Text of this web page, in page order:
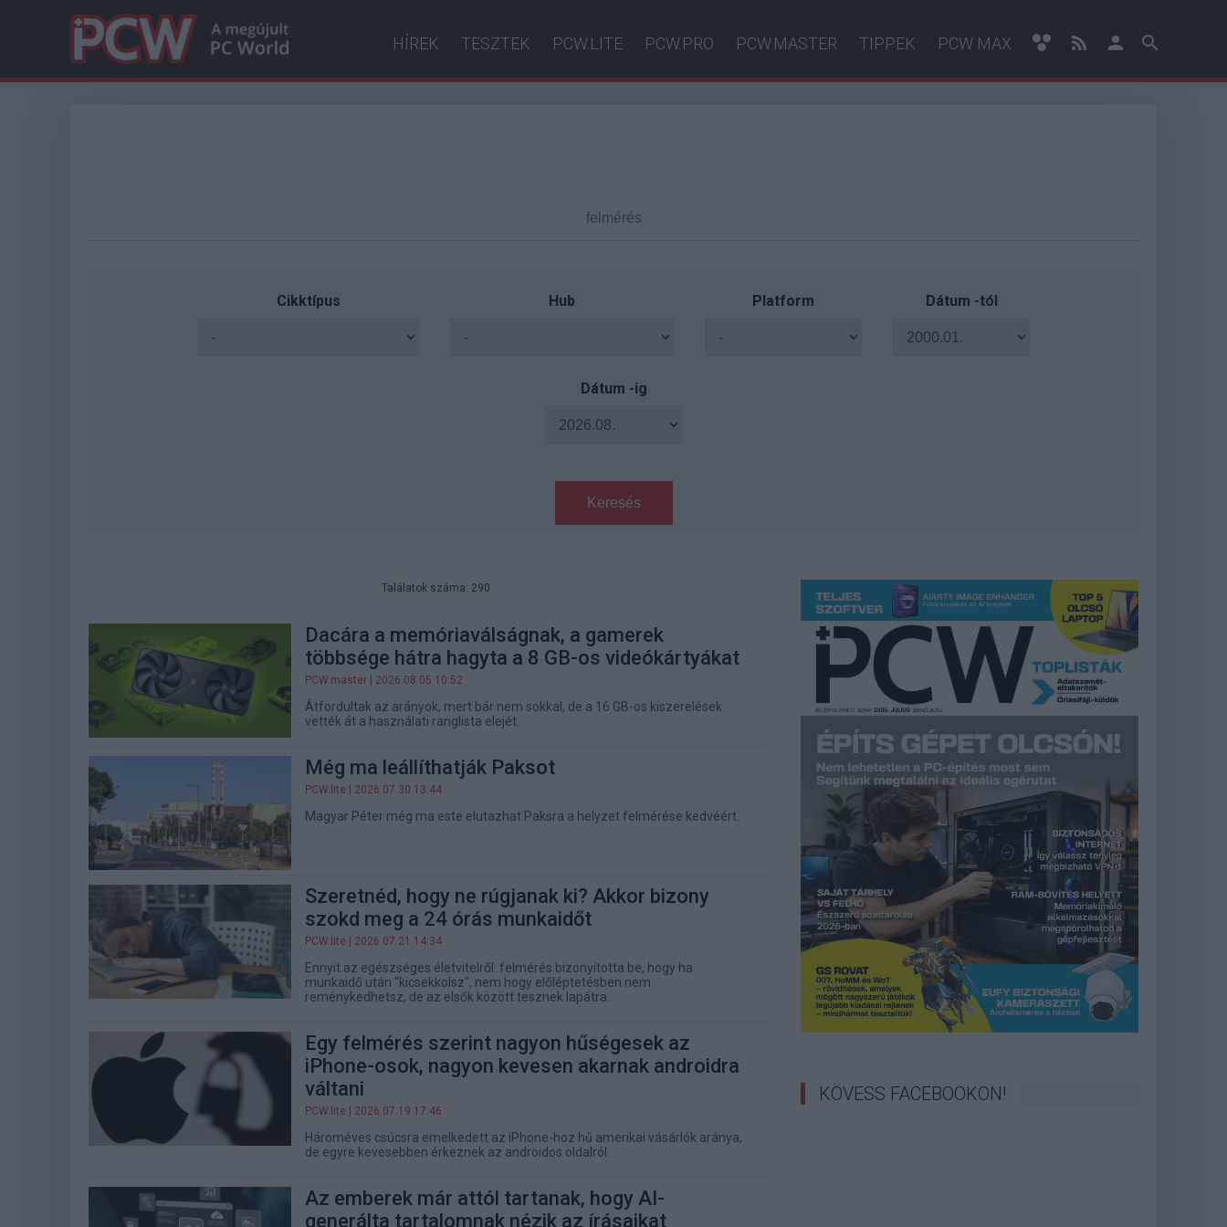
HÍREK TESZTEK PCW.LITE PCW.PRO PCW.MASTER TIPPEK PCW MAX
Cikktípus Hub Platform Dátum -tól
Dátum -ig
Keresés
Találatok száma: 290
Dacára a memóriaválságnak, a gamerek
többsége hátra hagyta a 8 GB-os videókártyákat
PCW.master | 2026.08.05 10:52
Átfordultak az arányok, mert bár nem sokkal, de a 16 GB-os kiszerelések
vették át a használati ranglista elejét.
Még ma leállíthatják Paksot
PCW.lite | 2026.07.30 13:44
Magyar Péter még ma este elutazhat Paksra a helyzet felmérése kedvéért.
Szeretnéd, hogy ne rúgjanak ki? Akkor bizony
szokd meg a 24 órás munkaidőt
PCW.lite | 2026.07.21 14:34
Ennyit az egészséges életvitelről: felmérés bizonyította be, hogy ha
munkaidő után "kicsekkolsz", nem hogy előléptetésben nem
reménykedhetsz, de az elsők között tesznek lapátra.
Egy felmérés szerint nagyon hűségesek az
iPhone-osok, nagyon kevesen akarnak androidra
váltani
PCW.lite | 2026.07.19 17:46
Hároméves csúcsra emelkedett az iPhone-hoz hű amerikai vásárlók aránya,
de egyre kevesebben érkeznek az androidos oldalról.
Az emberek már attól tartanak, hogy AI-
generálta tartalomnak nézik az írásaikat
KÖVESS FACEBOOKON!